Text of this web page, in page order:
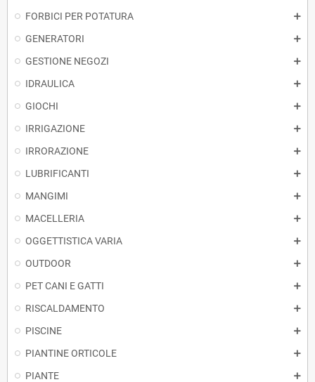
FORBICI PER POTATURA
GENERATORI
GESTIONE NEGOZI
IDRAULICA
GIOCHI
IRRIGAZIONE
IRRORAZIONE
LUBRIFICANTI
MANGIMI
MACELLERIA
OGGETTISTICA VARIA
OUTDOOR
PET CANI E GATTI
RISCALDAMENTO
PISCINE
PIANTINE ORTICOLE
PIANTE